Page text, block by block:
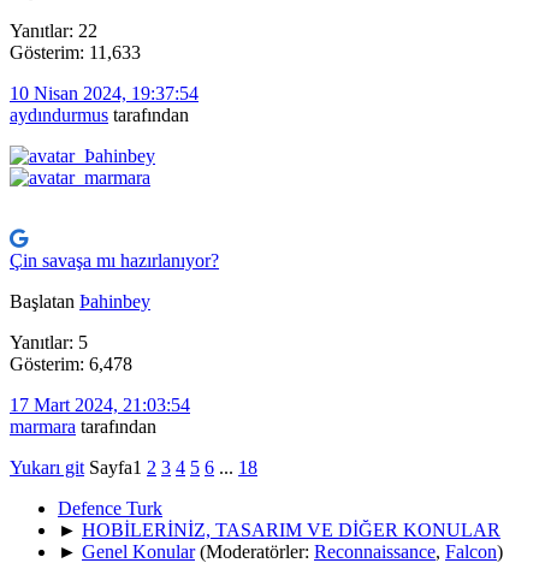
Yanıtlar: 22
Gösterim: 11,633
10 Nisan 2024, 19:37:54
aydındurmus tarafından
Çin savaşa mı hazırlanıyor?
Başlatan Þahinbey
Yanıtlar: 5
Gösterim: 6,478
17 Mart 2024, 21:03:54
marmara tarafından
Yukarı git Sayfa1 2 3 4 5 6 ... 18
Defence Turk
► HOBİLERİNİZ, TASARIM VE DİĞER KONULAR
► Genel Konular (Moderatörler: Reconnaissance, Falcon)